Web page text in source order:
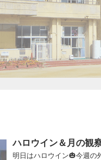
ハロウイン＆月の観
明日はハロウイン🎃今週の